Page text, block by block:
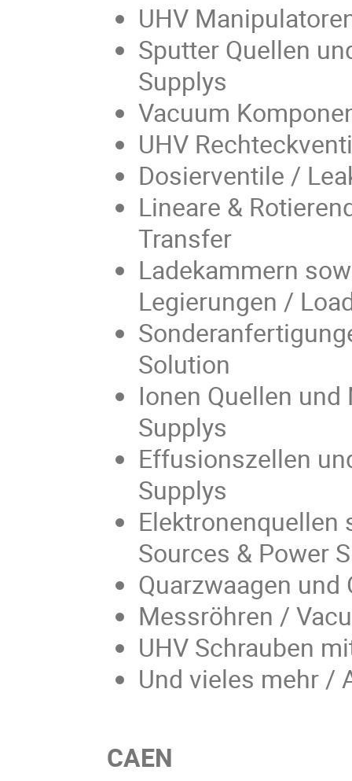
UHV
Sputter Quellen
Supplys
Vacuum
UHV
Dosierventile /
Lineare &
Transfer
Ladekammern
Legierungen /
Solution
Ionen Quellen
Supplys
Effusionszellen
Supplys
Sources & Power
Quarzwaagen
Messröhren /
UHV Schrauben
Und vieles mehr /
CAEN